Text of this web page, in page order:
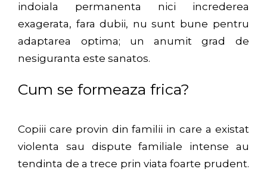
indoiala permanenta nici increderea
exagerata, fara dubii, nu sunt bune pentru
adaptarea optima; un anumit grad de
nesiguranta este sanatos.
Cum se formeaza frica?
Copiii care provin din familii in care a existat
violenta sau dispute familiale intense au
tendinta de a trece prin viata foarte prudent.